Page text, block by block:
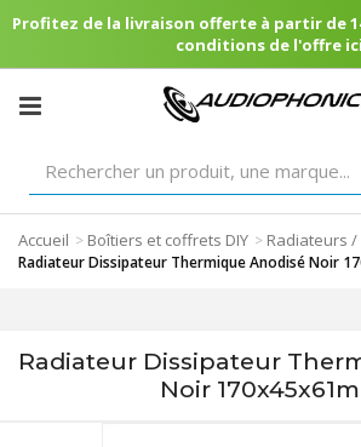
Profitez de la livraison offerte à partir de
conditions de l'offre
Accueil > Boîtiers et coffrets DIY > Radiateurs
Radiateur Dissipateur Thermique Anodisé Noir
Radiateur Dissipateur
Noir